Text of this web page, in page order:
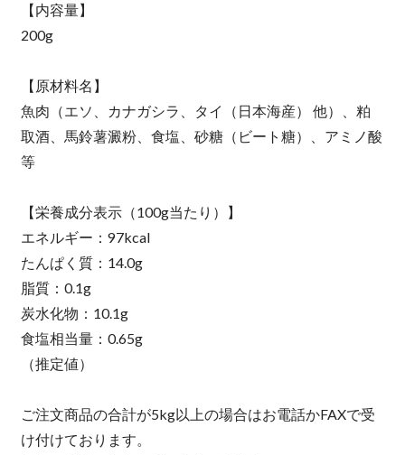
【内容量】
200g
【原材料名】
魚肉（エソ、カナガシラ、タイ（日本海産） 他）、粕
取酒、馬鈴薯澱粉、食塩、砂糖（ビート糖）、アミノ酸
等
【栄養成分表示（100g当たり）】
エネルギー：97kcal
たんぱく質：14.0g
脂質：0.1g
炭水化物：10.1g
食塩相当量：0.65g
（推定値）
ご注文商品の合計が5kg以上の場合はお電話かFAXで受
け付けております。